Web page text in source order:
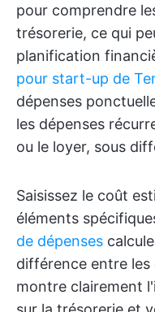
pour comprendre
trésorerie, ce qui
planification
pour start-up de
dépenses
les dépenses
ou le loyer, sous
Saisissez le coût
éléments
de dépenses
différence entre les
montre clairement